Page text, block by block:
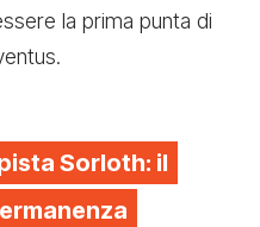
la prima punta di
Sorloth: il